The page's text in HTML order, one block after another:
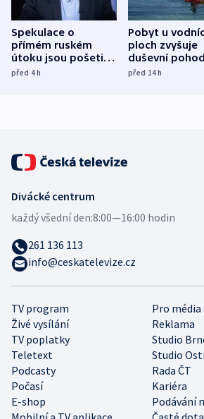
Spekulace o
přímém ruském
útoku jsou pošetilé,
míní estonský
před 4h
Pobyt u
ploch zvyšuje
duševní
ukázala
před 14h
TV program
Pro média
Živé vysílání
Reklama
TV poplatky
Studio
Teletext
Studio
Podcasty
Rada ČT
Počasí
Kariéra
E-shop
Podávání
Divácké centrum
každý všední den:8:00—16:00 hodin
261 136 113
info@ceskatelevize.cz